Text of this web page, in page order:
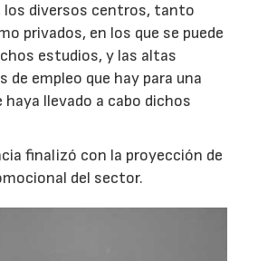
los diversos centros, tanto
privados, en los que se puede
estudios, y las altas
de empleo que hay para una
haya llevado a cabo dichos
finalizó con la proyección de
del sector.